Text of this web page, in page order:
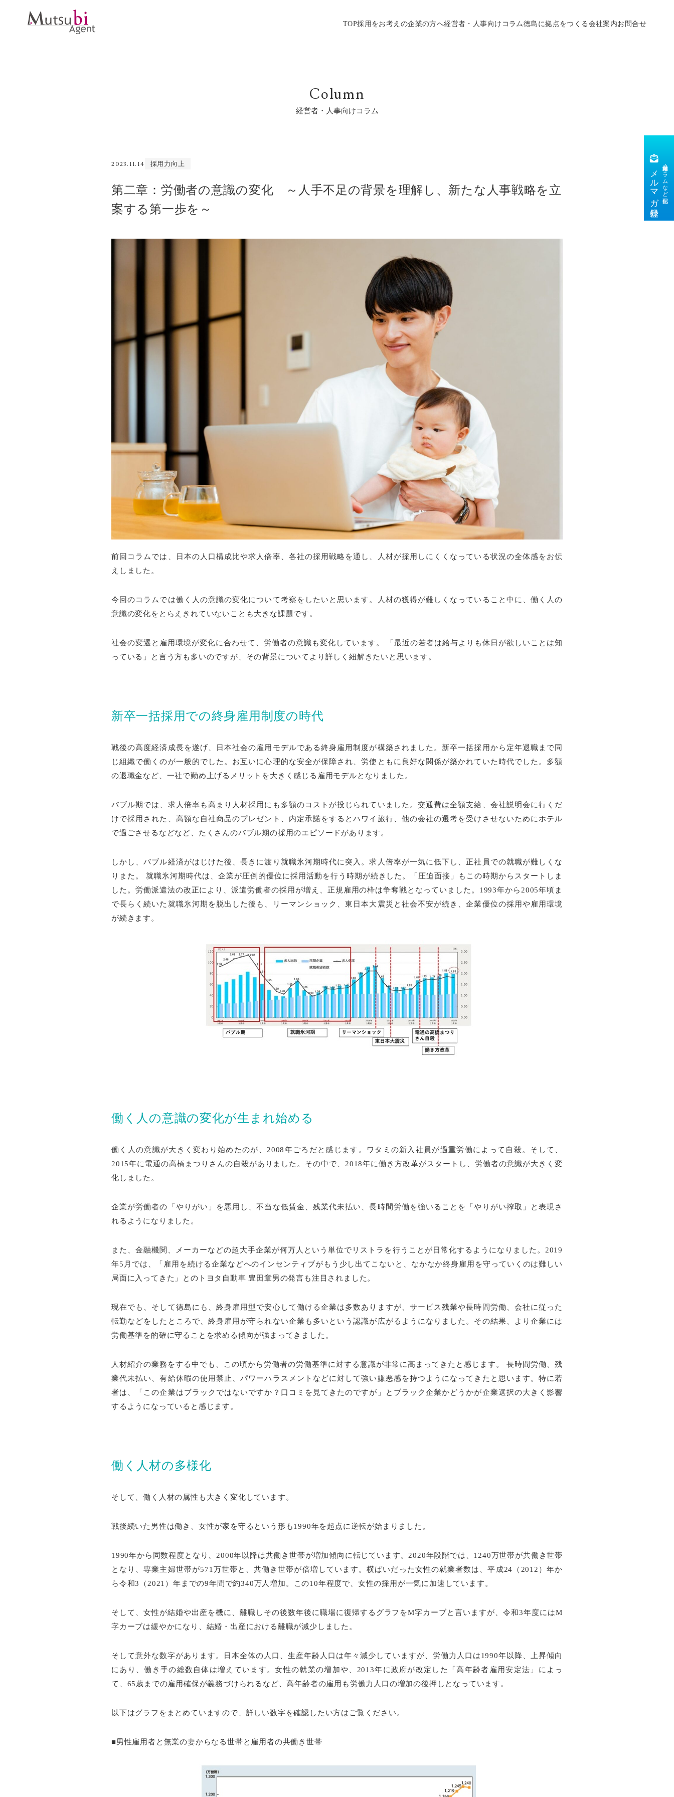
TOP採用をお考えの企業の方へ経営者・人事向けコラム徳島に拠点をつくる 会社案内お問合せ
Column
経営者・人事向けコラム
2023.11.14 採用力向上
第二章：労働者の意識の変化 ～人手不足の背景を理解し、新たな人事戦略を立
案する第一歩を～
前回コラム では、日本の人口構成比や求人倍率、各社の採用戦略を通し、人材が採用しにくくなっている状況の全体感をお伝
えしました。
今回のコラムでは働く人の意識の変化について考察をしたいと思います。人材の獲得が難しくなっていること中に、働く人の
意識の変化をとらえきれていないことも大きな課題です。
社会の変遷と雇用環境が変化に合わせて、労働者の意識も変化しています。 「最近の若者は給与よりも休日が欲しいことは知
っている」と言う方も多いのですが、その背景についてより詳しく紐解きたいと思います。
新卒一括採用での終身雇用制度の時代
戦後の高度経済成長を遂げ、日本社会の雇用モデルである終身雇用制度が構築されました。新卒一括採用から定年退職まで同
じ組織で働くのが一般的でした。お互いに心理的な安全が保障され、労使ともに良好な関係が築かれていた時代でした。多額
の退職金など、一社で勤め上げるメリットを大きく感じる雇用モデルとなりました。
バブル期では、求人倍率も高まり人材採用にも多額のコストが投じられていました。交通費は全額支給、会社説明会に行くだ
けで採用された、高額な自社商品のプレゼント、内定承諾をするとハワイ旅行、他の会社の選考を受けさせないためにホテル
で過ごさせるなどなど、たくさんのバブル期の採用のエピソードがあります。
しかし、バブル経済がはじけた後、長きに渡り就職氷河期時代に突入。求人倍率が一気に低下し、正社員での就職が難しくな
りまた。 就職氷河期時代は、企業が圧倒的優位に採用活動を行う時期が続きした。「圧迫面接」もこの時期からスタートしま
した。労働派遣法の改正により、派遣労働者の採用が増え、正規雇用の枠は争奪戦となっていました。1993年から2005年頃ま
で長らく続いた就職氷河期を脱出した後も、リーマンショック、東日本大震災と社会不安が続き、企業優位の採用や雇用環境
が続きます。
働く人の意識の変化が生まれ始める
働く人の意識が大きく変わり始めたのが、2008年ごろだと感じます。ワタミの新入社員が過重労働によって自殺。そして、
2015年に電通の高橋まつりさんの自殺がありました。その中で、2018年に働き方改革がスタートし、労働者の意識が大きく変
化しました。
企業が労働者の「やりがい」を悪用し、不当な低賃金、残業代未払い、長時間労働を強いることを「やりがい搾取」と表現さ
れるようになりました。
また、金融機関、メーカーなどの超大手企業が何万人という単位でリストラを行うことが日常化するようになりました。2019
年5月では、「雇用を続ける企業などへのインセンティブがもう少し出てこないと、なかなか終身雇用を守っていくのは難しい
局面に入ってきた」とのトヨタ自動車 豊田章男の発言も注目されました。
現在でも、そして徳島にも、終身雇用型で安心して働ける企業は多数ありますが、サービス残業や長時間労働、会社に従った
転勤などをしたところで、終身雇用が守られない企業も多いという認識が広がるようになりました。その結果、より企業には
労働基準を的確に守ることを求める傾向が強まってきました。
人材紹介の業務をする中でも、この頃から労働者の労働基準に対する意識が非常に高まってきたと感じます。 長時間労働、残
業代未払い、有給休暇の使用禁止、パワーハラスメントなどに対して強い嫌悪感を持つようになってきたと思います。特に若
者は、「この企業はブラックではないですか？口コミを見てきたのですが」とブラック企業かどうかが企業選択の大きく影響
するようになっていると感じます。
働く人材の多様化
そして、働く人材の属性も大きく変化しています。
戦後続いた男性は働き、女性が家を守るという形も1990年を起点に逆転が始まりました。
1990年から同数程度となり、2000年以降は共働き世帯が増加傾向に転じています。2020年段階では、1240万世帯が共働き世帯
となり、専業主婦世帯が571万世帯と、共働き世帯が倍増しています。横ばいだった女性の就業者数は、平成24（2012）年か
ら令和3（2021）年までの9年間で約340万人増加。この10年程度で、女性の採用が一気に加速しています。
そして、女性が結婚や出産を機に、離職しその後数年後に職場に復帰するグラフをM字カーブと言いますが、令和3年度にはM
字カーブは緩やかになり、結婚・出産における離職が減少しました。
そして意外な数字があります。日本全体の人口、生産年齢人口は年々減少していますが、労働力人口は1990年以降、上昇傾向
にあり、働き手の総数自体は増えています。女性の就業の増加や、2013年に政府が改定した「高年齢者雇用安定法」によっ
て、65歳までの雇用確保が義務づけられるなど、高年齢者の雇用も労働力人口の増加の後押しとなっています。
以下はグラフをまとめていますので、詳しい数字を確認したい方はご覧ください。
■男性雇用者と無業の妻からなる世帯と雇用者の共働き世帯
市場動向・コラムなど配信
メルマガ登録